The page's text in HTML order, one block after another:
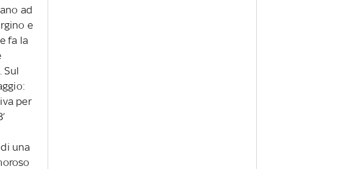
ad
e
fa la
Sul
per
una